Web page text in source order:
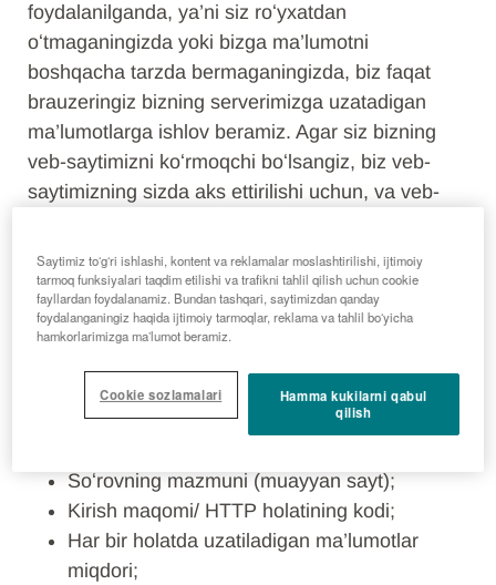
foydalanilganda, ya’ni siz roʻyxatdan
oʻtmaganingizda yoki bizga ma’lumotni
boshqacha tarzda bermaganingizda, biz faqat
brauzeringiz bizning serverimizga uzatadigan
ma’lumotlarga ishlov beramiz. Agar siz bizning
veb-saytimizni koʻrmoqchi boʻlsangiz, biz veb-
saytimizning sizda aks ettirilishi uchun, va veb-
uchun texnik jihatdan zarur boʻlgan quyidagi
ma’lumotlarni yigʻamiz (huquqiy asosi MHTUQ
ning 6 (1) (f) moddasi hisoblanadi):
Kirish sanasi va vaqti;
Soat mintaqalarining Grinvich boʻyicha
Soʻrovning mazmuni (muayyan sayt);
Kirish maqomi/ HTTP holatining kodi;
Har bir holatda uzatiladigan ma’lumotlar
miqdori;
Saytimiz toʻgʻri ishlashi, kontent va reklamalar moslashtirilishi, ijtimoiy
tarmoq funksiyalari taqdim etilishi va trafikni tahlil qilish uchun cookie
fayllardan foydalanamiz. Bundan tashqari, saytimizdan qanday
foydalanganingiz haqida ijtimoiy tarmoqlar, reklama va tahlil boʻyicha
hamkorlarimizga maʼlumot beramiz.
Cookie sozlamalari
Hamma kukilarni qabul
qilish